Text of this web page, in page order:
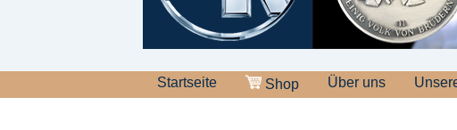
Startseite Shop Über uns